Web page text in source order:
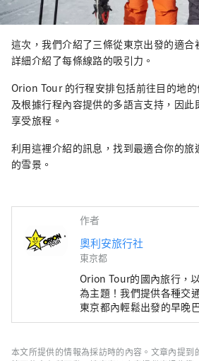
這次，我們介紹了三條從東京出發的適合
詳細介紹了每條線路的吸引力。
Orion Tour 的行程安排包括前往目的地
及根據行程內容提供的多語言支持，因
享受旅程。
利用這裡介紹的訊息，找到最適合你的旅
的雪景。
作者
奧利安旅行社
東京都
Orion Tour的國內旅行，
為主題！我們提供各種交
東京都內輕鬆出發的早晚
或私家車套餐。我們也提
的滑雪者都能安心享受滑
本文所提供的情報為採訪時的內容。文章內提到